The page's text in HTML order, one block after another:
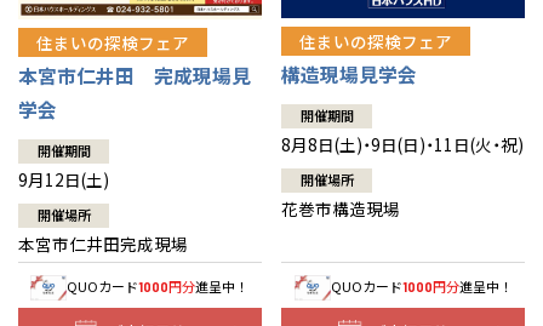
住まいの探検フェア
本宮市仁井田 完成現場見
学会
開催期間
9月12日(土)
開催場所
本宮市仁井田完成現場
QUOカード1000円分進呈中！
住まいの探検フェア
構造現場見学会
開催期間
8月8日(土)・9日(日)・11日(火・祝)
開催場所
花巻市構造現場
QUOカード1000円分進呈中！